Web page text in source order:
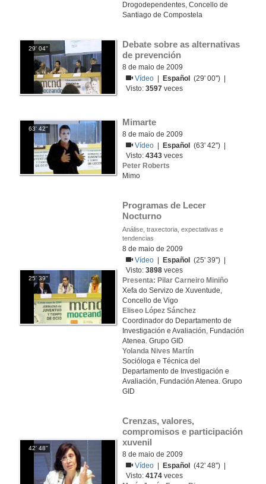
Drogodependentes, Concello de
Santiago de Compostela
29' 04''
Debate sobre as alternativas
de prevención
8 de maio de 2009
Vídeo
Español
(29' 00'') |
Visto:3597 veces
63' 42''
Mimarte
8 de maio de 2009
Vídeo
Español
(63' 42'') |
Visto:4343 veces
Peter Roberts
Mimo
25' 39''
Programas de Lecer
Nocturno
Análise, traxectoria, expectativas e
tendencias
8 de maio de 2009
Vídeo
Español
(25' 39'') |
Visto:3898 veces
Presenta: Pilar Carneiro Miniño
Xefa do Servizo de Xuventude,
Concello de Vigo
Eliseo López Sánchez
Coordinador do Departamento de
Investigación e Avaliación, Fundación
Atenea. Grupo GID
Yolanda Nives Martín
Socióloga e Técnica del
Departamento de Investigación e
Avaliación, Fundación Atenea. Grupo
GID
42' 48''
Crenzas, valores,
compromisos e participación
xuvenil
8 de maio de 2009
Vídeo
Español
(42' 48'') |
Visto:4174 veces